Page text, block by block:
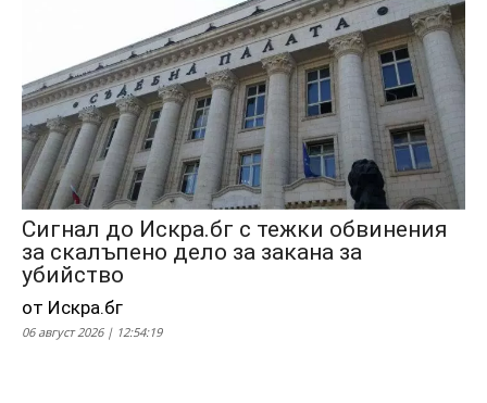
Сигнал до Искра.бг с тежки обвинения
за скалъпено дело за закана за
убийство
от Искра.бг
06 август 2026 | 12:54:19